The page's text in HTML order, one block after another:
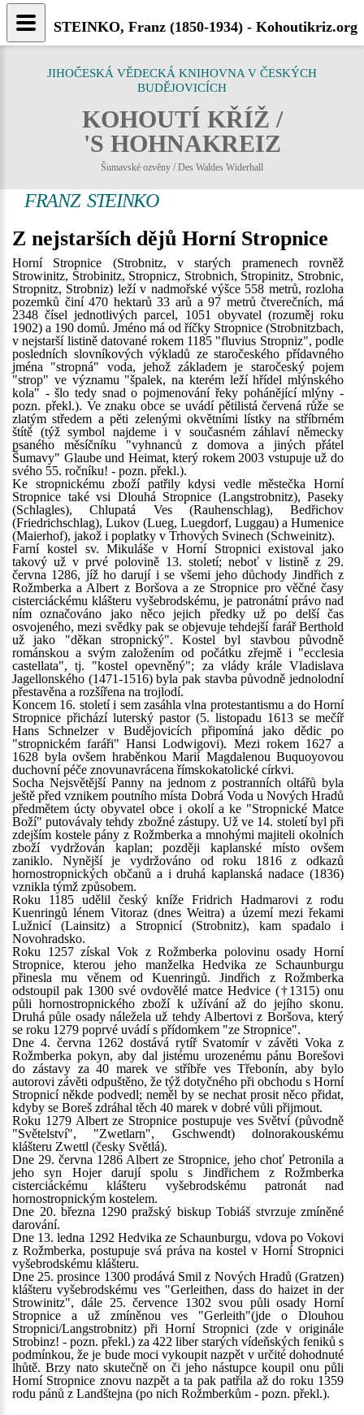
JIHOČESKÁ VĚDECKÁ KNIHOVNA V ČESKÝCH
BUDĚJOVICÍCH
KOHOUTÍ KŘÍŽ /
'S HOHNAKREIZ
Šumavské ozvěny / Des Waldes Widerhall
FRANZ STEINKO
Z nejstarších dějů Horní Stropnice
Horní Stropnice (Strobnitz, v starých pramenech rovněž
Strowinitz, Strobinitz, Stropnicz, Strobnich, Stropinitz, Strobnic,
Stropnitz, Strobniz) leží v nadmořské výšce 558 metrů, rozloha
pozemků činí 470 hektarů 33 arů a 97 metrů čtverečních, má
2348 čísel jednotlivých parcel, 1051 obyvatel (rozuměj roku
1902) a 190 domů. Jméno má od říčky Stropnice (Strobnitzbach,
v nejstarší listině datované rokem 1185 "fluvius Stropniz", podle
posledních slovníkových výkladů ze staročeského přídavného
jména "stropná" voda, jehož základem je staročeský pojem
"strop" ve významu "špalek, na kterém leží hřídel mlýnského
kola" - šlo tedy snad o pojmenování řeky pohánějící mlýny -
pozn. překl.). Ve znaku obce se uvádí pětilistá červená růže se
zlatým středem a pěti zelenými okvětními lístky na stříbrném
štítě (týž symbol najdeme i v současném záhlaví německy
psaného měsíčníku "vyhnanců z domova a jiných přátel
Šumavy" Glaube und Heimat, který rokem 2003 vstupuje už do
svého 55. ročníku! - pozn. překl.).
Ke stropnickému zboží patřily kdysi vedle městečka Horní
Stropnice také vsi Dlouhá Stropnice (Langstrobnitz), Paseky
(Schlagles), Chlupatá Ves (Rauhenschlag), Bedřichov
(Friedrichschlag), Lukov (Lueg, Luegdorf, Luggau) a Humenice
(Maierhof), jakož i poplatky v Trhových Svinech (Schweinitz).
Farní kostel sv. Mikuláše v Horní Stropnici existoval jako
takový už v prvé polovině 13. století; neboť v listině z 29.
června 1286, jíž ho darují i se všemi jeho důchody Jindřich z
Rožmberka a Albert z Boršova a ze Stropnice pro věčné časy
cisterciáckému klášteru vyšebrodskému, je patronátní právo nad
ním označováno jako něco jejich předky už po delší čas
osvojeného, mezi svědky pak se objevuje tehdejší farář Berthold
už jako "děkan stropnický". Kostel byl stavbou původně
románskou a svým založením od počátku zřejmě i "ecclesia
castellata", tj. "kostel opevněný"; za vlády krále Vladislava
Jagellonského (1471-1516) byla pak stavba původně jednolodní
přestavěna a rozšířena na trojlodí.
Koncem 16. století i sem zasáhla vlna protestantismu a do Horní
Stropnice přichází luterský pastor (5. listopadu 1613 se mečíř
Hans Schnelzer v Budějovicích připomíná jako dědic po
"stropnickém faráři" Hansi Lodwigovi). Mezi rokem 1627 a
1628 byla ovšem hraběnkou Marií Magdalenou Buquoyovou
duchovní péče znovunavrácena římskokatolické církvi.
Socha Nejsvětější Panny na jednom z postranních oltářů byla
ještě před vznikem poutního místa Dobrá Voda u Nových Hradů
předmětem úcty obyvatel obce i okolí a ke "Stropnické Matce
Boží" putovávaly tehdy zbožné zástupy. Už ve 14. století byl při
zdejším kostele pány z Rožmberka a mnohými majiteli okolních
zboží vydržován kaplan; později kaplanské místo ovšem
zaniklo. Nynější je vydržováno od roku 1816 z odkazů
hornostropnických občanů a i druhá kaplanská nadace (1836)
vznikla týmž způsobem.
Roku 1185 udělil český kníže Fridrich Hadmarovi z rodu
Kuenringů lénem Vitoraz (dnes Weitra) a území mezi řekami
Lužnicí (Lainsitz) a Stropnicí (Strobnitz), kam spadalo i
Novohradsko.
Roku 1257 získal Vok z Rožmberka polovinu osady Horní
Stropnice, kterou jeho manželka Hedvika ze Schaunburgu
přinesla mu věnem od Kuenringů. Jindřich z Rožmberka
odstoupil pak 1300 své ovdovělé matce Hedvice (†1315) onu
půli hornostropnického zboží k užívání až do jejího skonu.
Druhá půle osady náležela už tehdy Albertovi z Boršova, který
se roku 1279 poprvé uvádí s přídomkem "ze Stropnice".
Dne 4. června 1262 dostává rytíř Svatomír v závěti Voka z
Rožmberka pokyn, aby dal jistému urozenému pánu Borešovi
do zástavy za 40 marek ve stříbře ves Třebonín, aby bylo
autorovi závěti odpuštěno, že týž dotyčného při obchodu s Horní
Stropnicí někde podvedl; neměl by se nechat prosit něco přidat,
kdyby se Boreš zdráhal těch 40 marek v dobré vůli přijmout.
Roku 1279 Albert ze Stropnice postupuje ves Světví (původně
"Světelství", "Zwetlarn", Gschwendt) dolnorakouskému
klášteru Zwettl (česky Světlá).
Dne 29. června 1286 Albert ze Stropnice, jeho choť Petronila a
jeho syn Hojer darují spolu s Jindřichem z Rožmberka
cisterciáckému klášteru vyšebrodskému patronát nad
hornostropnickým kostelem.
Dne 20. března 1290 pražský biskup Tobiáš stvrzuje zmíněné
darování.
Dne 13. ledna 1292 Hedvika ze Schaunburgu, vdova po Vokovi
z Rožmberka, postupuje svá práva na kostel v Horní Stropnici
vyšebrodskému klášteru.
Dne 25. prosince 1300 prodává Smil z Nových Hradů (Gratzen)
klášteru vyšebrodskému ves "Gerleithen, dass do haizet in der
Strowinitz", dále 25. července 1302 svou půli osady Horní
Stropnice a už zmíněnou ves "Gerleith"(jde o Dlouhou
Stropnici/Langstrobnitz) při Horní Stropnici (zde v originále
Strobinz! - pozn. překl.) za 422 liber starých vídeňských feniků s
podmínkou, že je bude moci vykoupit nazpět v určité dohodnuté
lhůtě. Brzy nato skutečně on či jeho nástupce koupil onu půli
Horní Stropnice znovu nazpět a ta pak patřila až do roku 1359
rodu pánů z Landštejna (po nich Rožmberkům - pozn. překl.).
STEINKO, Franz (1850-1934) - Kohoutikriz.org